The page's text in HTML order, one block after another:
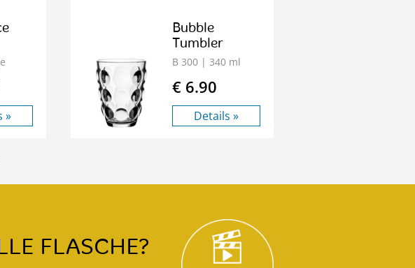
»
Bubble
Tumbler
B 300 | 340 ml
€ 6.90
Details »
FLASCHE?